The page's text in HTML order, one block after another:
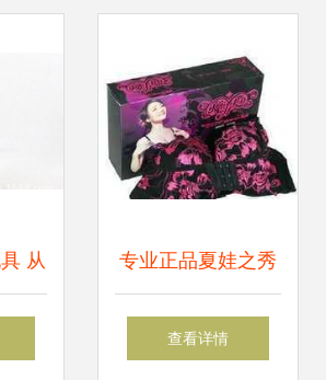
从
直
专业正品夏娃之秀
从厂家批发到二手
查看详情